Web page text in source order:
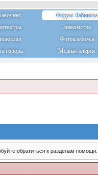
Форум Лабинска
Знакомства
Фотоальбомы
города Медиа-галерея
обратиться к разделам помощи.